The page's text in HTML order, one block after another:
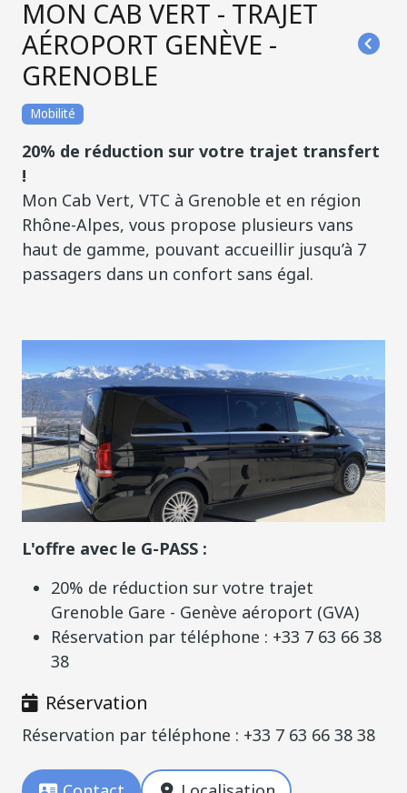
MON CAB VERT - TRAJET
AÉROPORT GENÈVE -
GRENOBLE
Mobilité
20% de réduction sur votre trajet transfert
!
Mon Cab Vert, VTC à Grenoble et en région
Rhône-Alpes, vous propose plusieurs vans
haut de gamme, pouvant accueillir jusqu’à 7
passagers dans un confort sans égal.
L'offre avec le G-PASS :
20% de réduction sur votre trajet
Grenoble Gare - Genève aéroport (GVA)
Réservation par téléphone : +33 7 63 66 38
38
Réservation
Réservation par téléphone : +33 7 63 66 38 38